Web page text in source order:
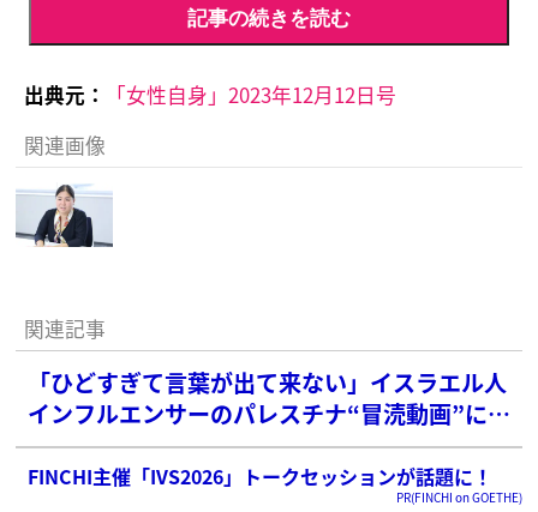
記事の続きを読む
出典元：
「女性自身」2023年12月12日号
関連画像
関連記事
「ひどすぎて言葉が出て来ない」イスラエル人
インフルエンサーのパレスチナ“冒涜動画”に日
本でも広がる怒り「下品極まる」
FINCHI主催「IVS2026」トークセッションが話題に！
PR(FINCHI on GOETHE)